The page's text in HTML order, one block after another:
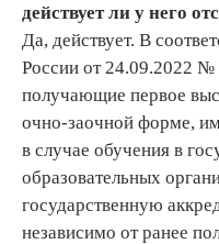
действует ли у него
Да, действует. В
России от 24.09.2022 №
получающие первое
очно-заочной форме,
в случае обучения в
образовательных
государственную
независимо от ранее